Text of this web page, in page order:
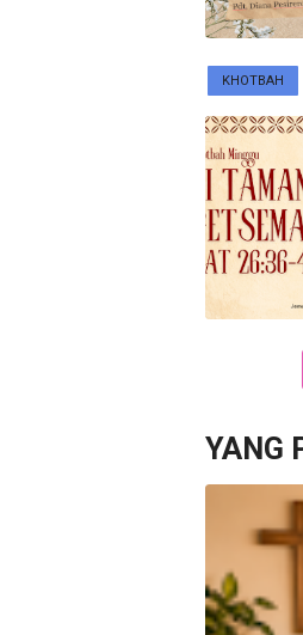
KHOTBAH
YANG